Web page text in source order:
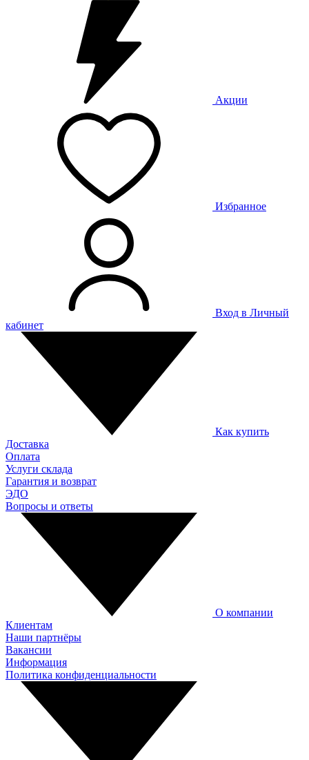
Акции
Избранное
Вход в Личный
кабинет
Как купить
Доставка
Оплата
Услуги склада
Гарантия и возврат
ЭДО
Вопросы и ответы
О компании
Клиентам
Наши партнёры
Вакансии
Информация
Политика конфиденциальности